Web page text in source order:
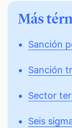
Más
Sanción
Sanción
Sector
Seis